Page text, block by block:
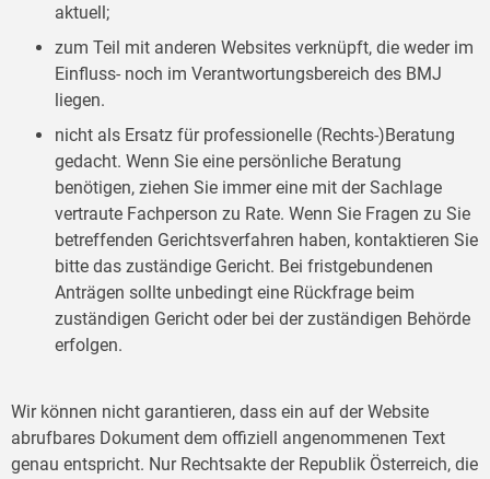
aktuell;
zum Teil mit anderen Websites verknüpft, die weder im
Einfluss- noch im Verantwortungsbereich des BMJ
liegen.
nicht als Ersatz für professionelle (Rechts-)Beratung
gedacht. Wenn Sie eine persönliche Beratung
benötigen, ziehen Sie immer eine mit der Sachlage
vertraute Fachperson zu Rate. Wenn Sie Fragen zu Sie
betreffenden Gerichtsverfahren haben, kontaktieren Sie
bitte das zuständige Gericht. Bei fristgebundenen
Anträgen sollte unbedingt eine Rückfrage beim
zuständigen Gericht oder bei der zuständigen Behörde
erfolgen.
Wir können nicht garantieren, dass ein auf der Website
abrufbares Dokument dem offiziell angenommenen Text
genau entspricht. Nur Rechtsakte der Republik Österreich, die